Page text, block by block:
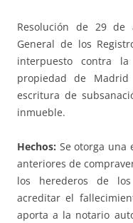
Resolución de 29 de
General de los
interpuesto contra
propiedad de
escritura de
inmueble.
Hechos: Se otorga una
anteriores de
los herederos de
acreditar el
aporta a la notario